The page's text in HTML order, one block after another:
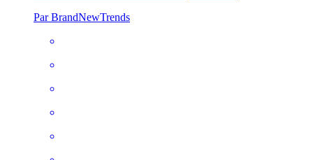
Par BrandNewTrends